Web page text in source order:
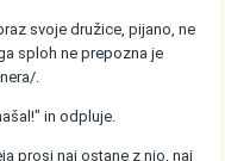
svoje družice, pijano, ne
sploh ne prepozna je
.
in odpluje.
prosi naj ostane z njo, naj